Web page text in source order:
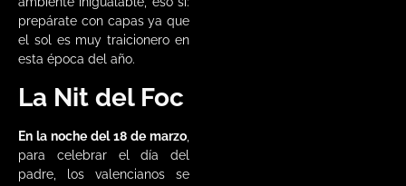
prepárate con capas ya que
el sol es muy traicionero en
esta época del año.
La Nit del Foc
En la noche del 18 de marzo
para celebrar el día del
padre, los valencianos se